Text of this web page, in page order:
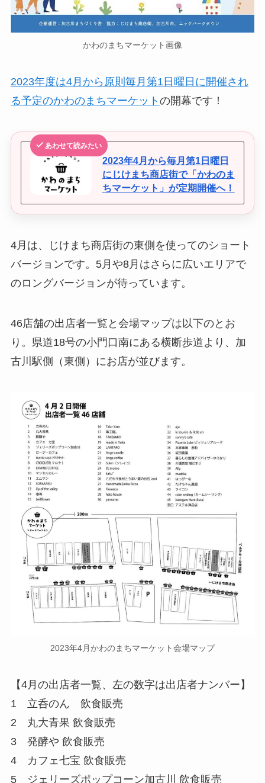
かわのまちマーケット画像
2023年度は4月から原則毎月第1日曜日に開催され
る予定のかわのまちマーケット の開幕です！
あわせて読みたい
2023年4月から毎月第1日曜日
にじけまち商店街で「かわのま
ちマーケット」が定期開催へ！
4月は、じけまち商店街の東側を使ってのショート
バージョンです。5月や8月はさらに広いエリアで
のロングバージョンが待っています。
46店舗の出店者一覧と会場マップは以下のとお
り。県道18号の小門口南にある横断歩道より、加
古川駅側（東側）にお店が並びます。
2023年4月かわのまちマーケット会場マップ
【4月の出店者一覧、左の数字は出店者ナンバー】
1 立呑のん 飲食販売
2 丸大青果 飲食販売
3 発酵や 飲食販売
4 カフェ七宝 飲食販売
5 ジェリーズポップコーン加古川 飲食販売